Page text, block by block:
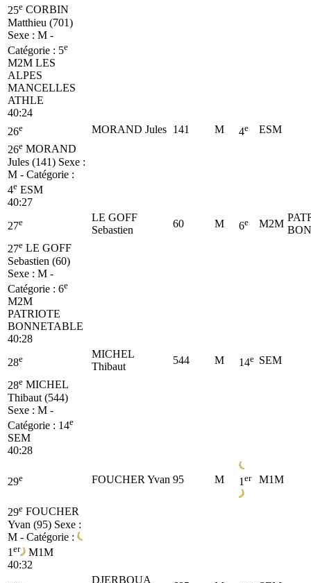
25e CORBIN
Matthieu (701)
Sexe : M -
Catégorie : 5e
M2M LES
ALPES
MANCELLES
ATHLE
40:24
26e MORAND Jules 141 M 4e
ESM
26e MORAND
Jules (141) Sexe :
M - Catégorie :
4e ESM
40:27
27e
LE GOFF
Sebastien
60 M 6e M2M
27e LE GOFF
Sebastien (60)
Sexe : M -
Catégorie : 6e
M2M
PATRIOTE
BONNETABLE
40:28
28e
MICHEL
Thibaut
544 M 14e SEM
28e MICHEL
Thibaut (544)
Sexe : M -
Catégorie : 14e
SEM
40:28
29e FOUCHER Yvan 95 M 1 er M1M
29e FOUCHER
Yvan (95) Sexe :
M - Catégorie :
1 er
M1M
40:32
DJERBOUA